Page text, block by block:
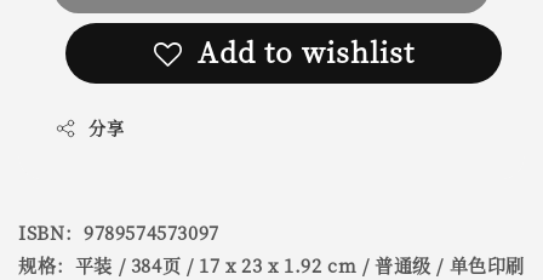
Add to wishlist
分享
ISBN：9789574573097
规格：平装 / 384页 / 17 x 23 x 1.92 cm / 普通级 / 单色印刷